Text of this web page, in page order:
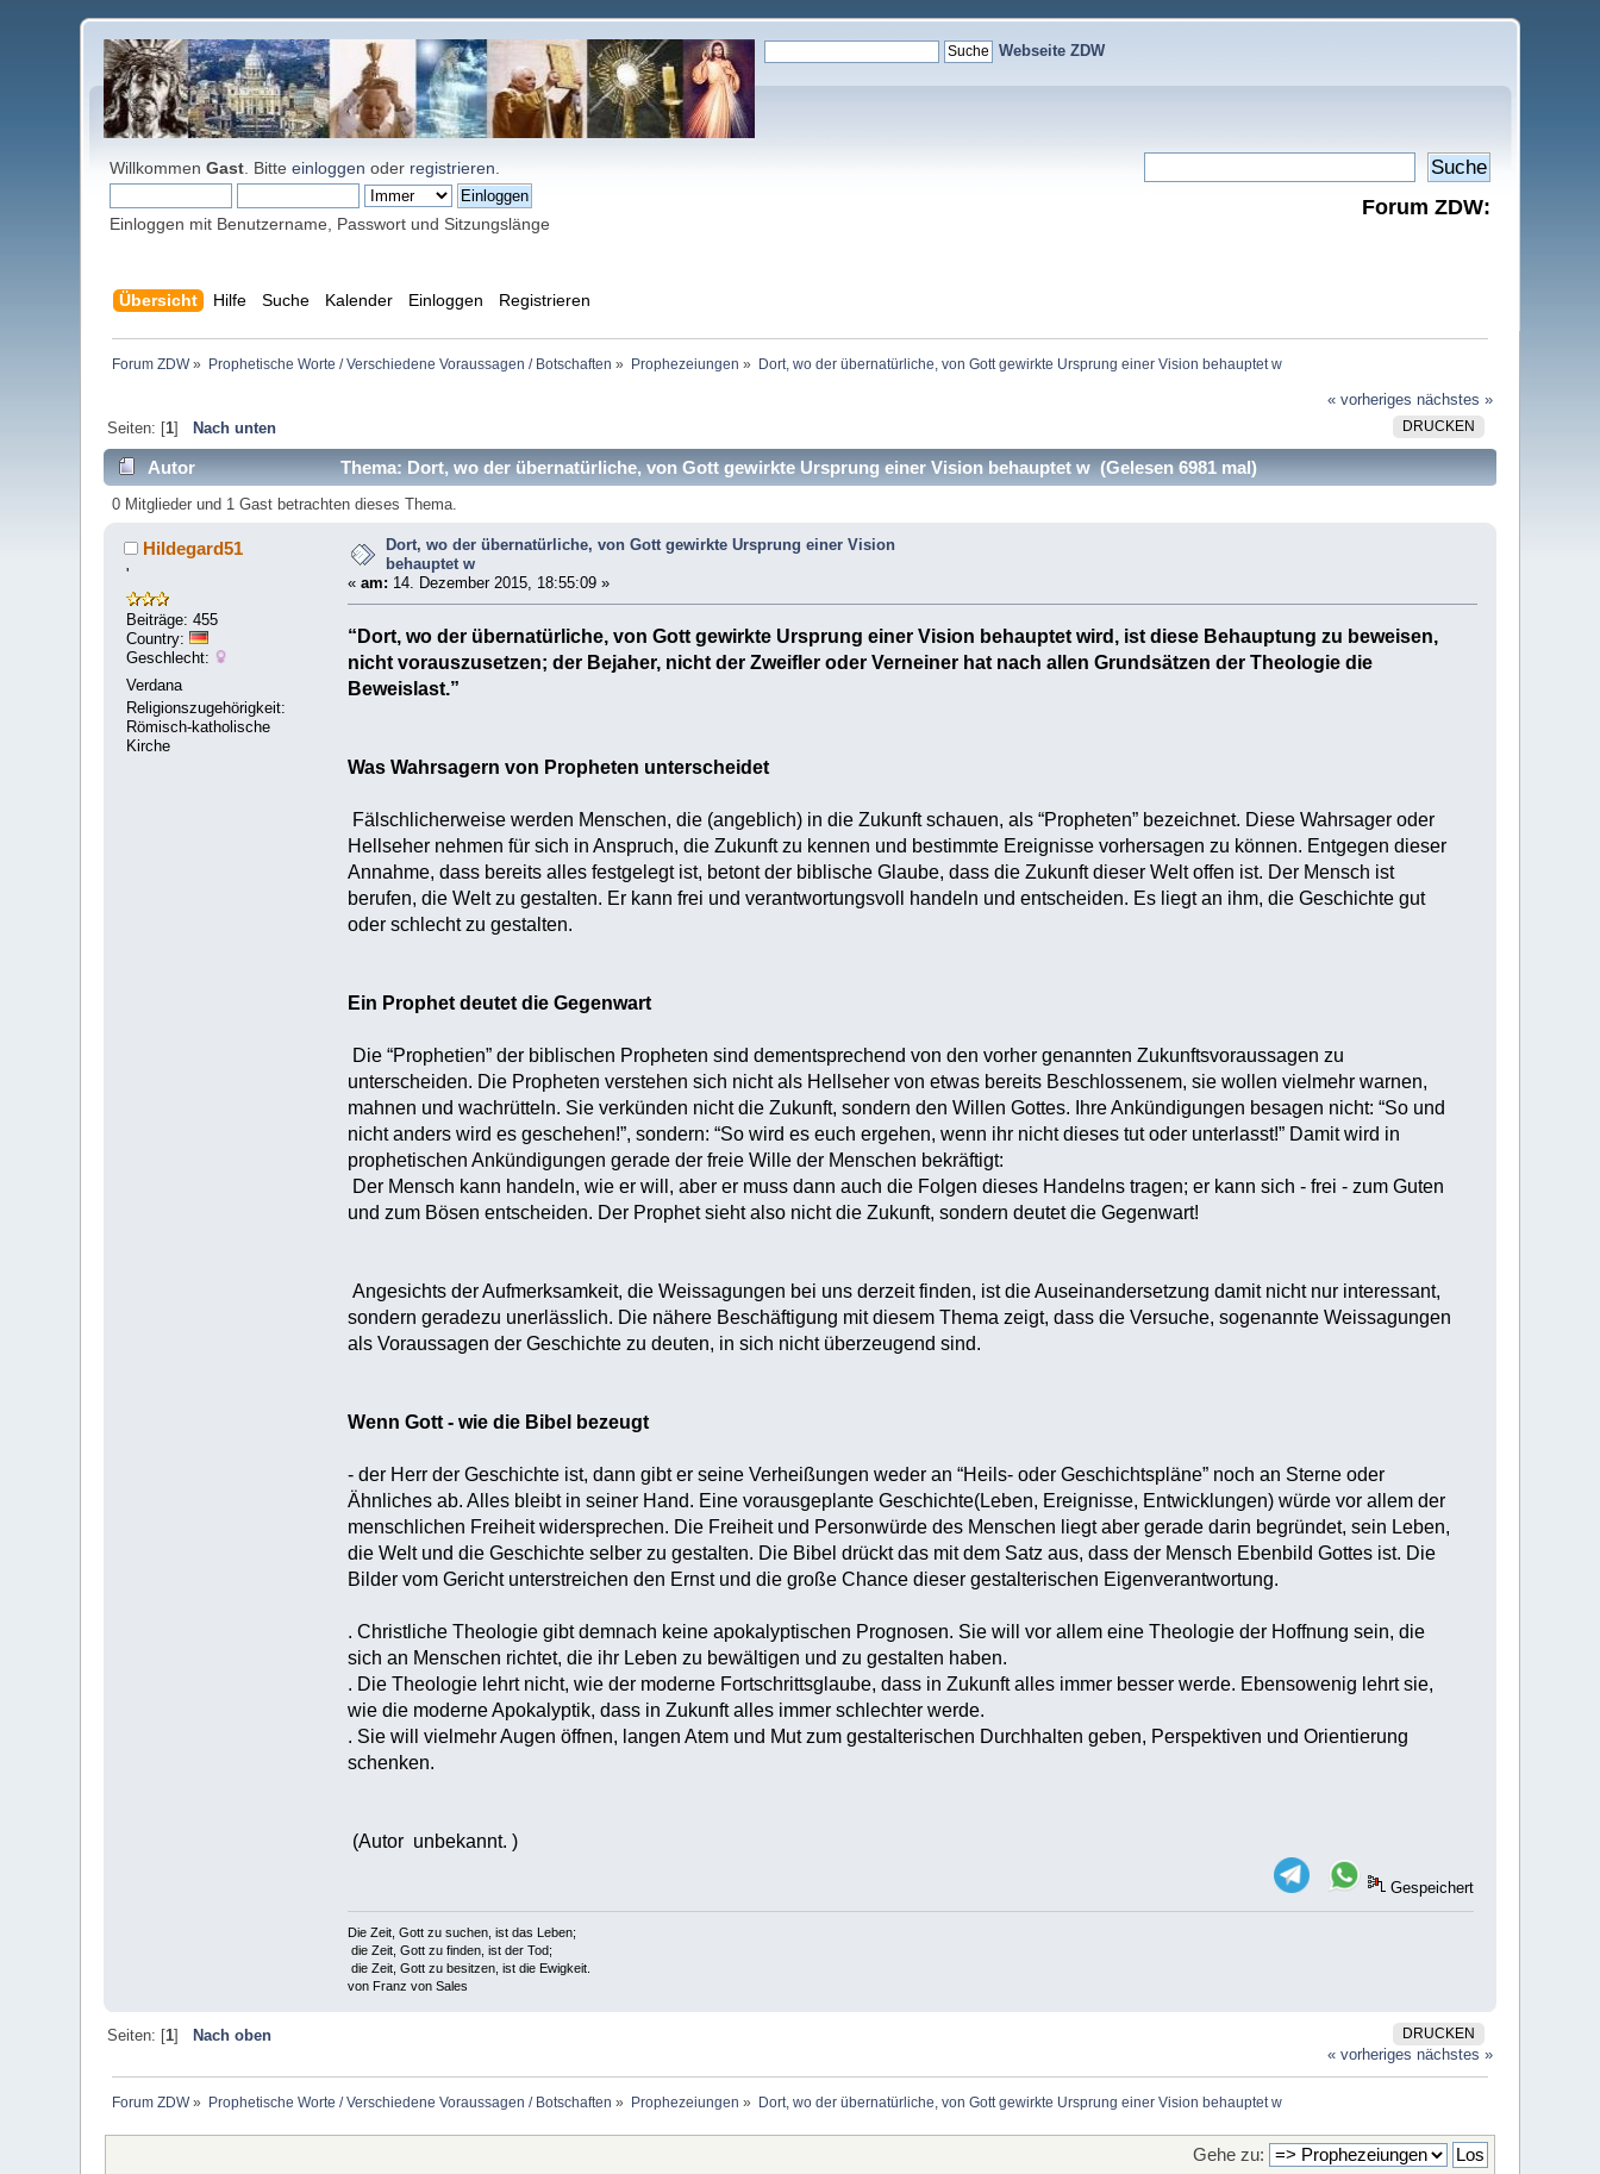
Webseite ZDW
WillkommenGast . Bitteeinloggen oder registrieren
Einloggen mit Benutzername, Passwort und Sitzungslänge
Forum ZDW:
Übersicht Hilfe Suche Kalender Einloggen Registrieren
Forum ZDW» Prophetische Worte / Verschiedene Voraussagen / Botschaften » Prophezeiungen » Dort, wo der übernatürliche, von Gott gewirkte Ursprung einer Vision behauptet w
« vorheriges nächstes »
DRUCKEN
Seiten: [1] Nach unten
Autor Thema: Dort, wo der übernatürliche, von Gott gewirkte Ursprung einer Vision behauptet w (Gelesen 6981 mal)
0 Mitglieder und 1 Gast betrachten dieses Thema.
Hildegard51
'
Beiträge: 455
Country:
Geschlecht:
Verdana
Religionszugehörigkeit:
Römisch-katholische
Kirche
Dort, wo der übernatürliche, von Gott gewirkte Ursprung einer Vision
behauptet w
« am: 14. Dezember 2015, 18:55:09 »
“Dort, wo der übernatürliche, von Gott gewirkte Ursprung einer Vision behauptet wird, ist diese Behauptung zu beweisen,
nicht vorauszusetzen; der Bejaher, nicht der Zweifler oder Verneiner hat nach allen Grundsätzen der Theologie die
Beweislast.”
Was Wahrsagern von Propheten unterscheidet
Fälschlicherweise werden Menschen, die (angeblich) in die Zukunft schauen, als “Propheten” bezeichnet. Diese Wahrsager oder
Hellseher nehmen für sich in Anspruch, die Zukunft zu kennen und bestimmte Ereignisse vorhersagen zu können. Entgegen dieser
Annahme, dass bereits alles festgelegt ist, betont der biblische Glaube, dass die Zukunft dieser Welt offen ist. Der Mensch ist
berufen, die Welt zu gestalten. Er kann frei und verantwortungsvoll handeln und entscheiden. Es liegt an ihm, die Geschichte gut
oder schlecht zu gestalten.
Ein Prophet deutet die Gegenwart
Die “Prophetien” der biblischen Propheten sind dementsprechend von den vorher genannten Zukunftsvoraussagen zu
unterscheiden. Die Propheten verstehen sich nicht als Hellseher von etwas bereits Beschlossenem, sie wollen vielmehr warnen,
mahnen und wachrütteln. Sie verkünden nicht die Zukunft, sondern den Willen Gottes. Ihre Ankündigungen besagen nicht: “So und
nicht anders wird es geschehen!”, sondern: “So wird es euch ergehen, wenn ihr nicht dieses tut oder unterlasst!” Damit wird in
prophetischen Ankündigungen gerade der freie Wille der Menschen bekräftigt:
Der Mensch kann handeln, wie er will, aber er muss dann auch die Folgen dieses Handelns tragen; er kann sich - frei - zum Guten
und zum Bösen entscheiden. Der Prophet sieht also nicht die Zukunft, sondern deutet die Gegenwart!
Angesichts der Aufmerksamkeit, die Weissagungen bei uns derzeit finden, ist die Auseinandersetzung damit nicht nur interessant,
sondern geradezu unerlässlich. Die nähere Beschäftigung mit diesem Thema zeigt, dass die Versuche, sogenannte Weissagungen
als Voraussagen der Geschichte zu deuten, in sich nicht überzeugend sind.
Wenn Gott - wie die Bibel bezeugt
- der Herr der Geschichte ist, dann gibt er seine Verheißungen weder an “Heils- oder Geschichtspläne” noch an Sterne oder
Ähnliches ab. Alles bleibt in seiner Hand. Eine vorausgeplante Geschichte(Leben, Ereignisse, Entwicklungen) würde vor allem der
menschlichen Freiheit widersprechen. Die Freiheit und Personwürde des Menschen liegt aber gerade darin begründet, sein Leben,
die Welt und die Geschichte selber zu gestalten. Die Bibel drückt das mit dem Satz aus, dass der Mensch Ebenbild Gottes ist. Die
Bilder vom Gericht unterstreichen den Ernst und die große Chance dieser gestalterischen Eigenverantwortung.
. Christliche Theologie gibt demnach keine apokalyptischen Prognosen. Sie will vor allem eine Theologie der Hoffnung sein, die
sich an Menschen richtet, die ihr Leben zu bewältigen und zu gestalten haben.
. Die Theologie lehrt nicht, wie der moderne Fortschrittsglaube, dass in Zukunft alles immer besser werde. Ebensowenig lehrt sie,
wie die moderne Apokalyptik, dass in Zukunft alles immer schlechter werde.
. Sie will vielmehr Augen öffnen, langen Atem und Mut zum gestalterischen Durchhalten geben, Perspektiven und Orientierung
schenken.
(Autor unbekannt. )
Gespeichert
Die Zeit, Gott zu suchen, ist das Leben;
die Zeit, Gott zu finden, ist der Tod;
die Zeit, Gott zu besitzen, ist die Ewigkeit.
von Franz von Sales
DRUCKEN
Seiten: [1] Nach oben
« vorheriges nächstes »
Forum ZDW» Prophetische Worte / Verschiedene Voraussagen / Botschaften » Prophezeiungen » Dort, wo der übernatürliche, von Gott gewirkte Ursprung einer Vision behauptet w
Gehe zu: